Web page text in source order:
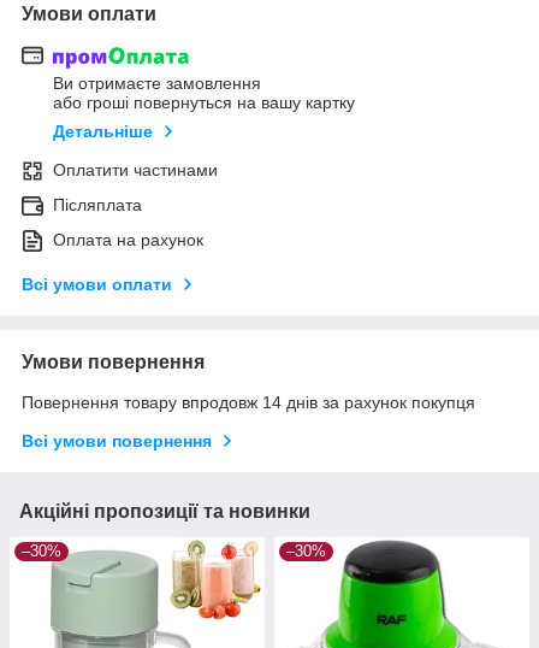
Умови оплати
Ви отримаєте замовлення
або гроші повернуться на вашу картку
Детальніше
Оплатити частинами
Післяплата
Оплата на рахунок
Всі умови оплати
Умови повернення
Повернення товару впродовж 14 днів за рахунок покупця
Всі умови повернення
Акційні пропозиції та новинки
–30% –30%